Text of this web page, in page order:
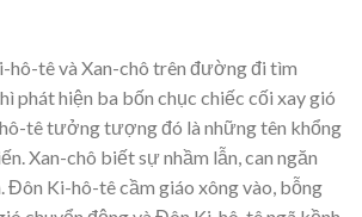
tê và Xan-chô trên đường đi tìm
phát hiện ba bốn chục chiếc cối xay gió
tê tưởng tượng đó là những tên khổng
Xan-chô biết sự nhầm lẫn, can ngăn
Đôn Ki-hô-tê cầm giáo xông vào, bỗng